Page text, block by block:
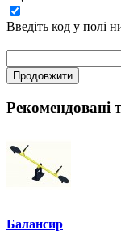
Введіть код у полі
Продовжити
Рекомендовані
Балансир